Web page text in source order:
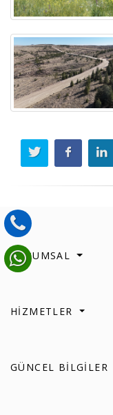
KURUMSAL
HİZMETLER
GÜNCEL BİLGİLER